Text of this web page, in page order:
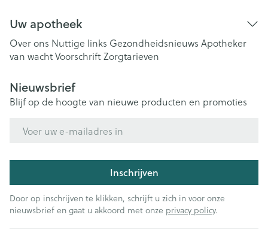
Uw apotheek
Over ons Nuttige links Gezondheidsnieuws Apotheker
van wachtVoorschriftZorgtarieven
Nieuwsbrief
Blijf op de hoogte van nieuwe producten en promoties
Inschrijven
Door op inschrijven te klikken, schrijft u zich in voor onze
nieuwsbrief en gaat u akkoord met onze privacy policy.